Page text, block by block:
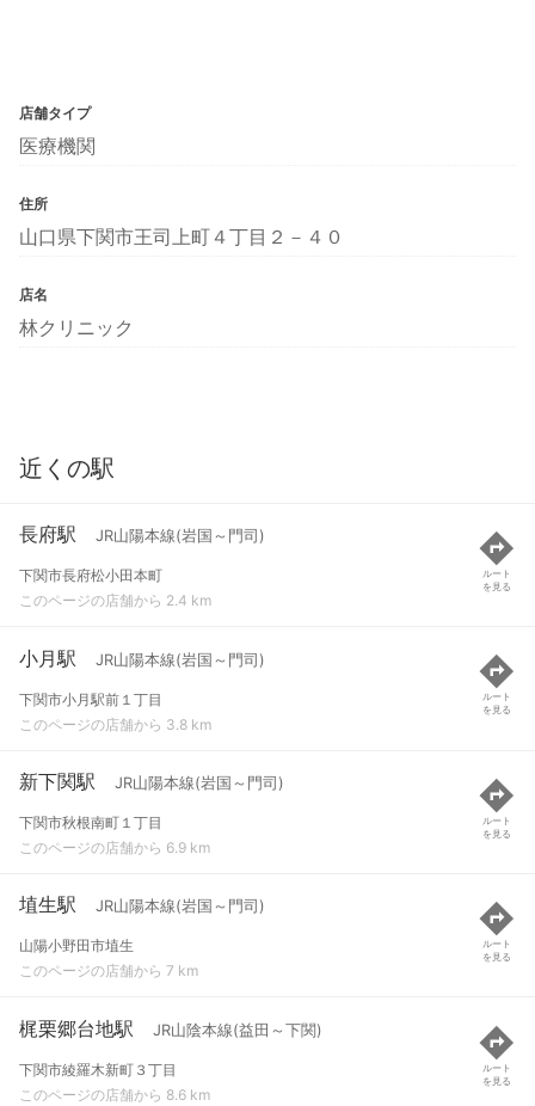
店舗タイプ
医療機関
住所
山口県下関市王司上町４丁目２－４０
店名
林クリニック
近くの駅
長府駅 JR山陽本線(岩国～門司)
下関市長府松小田本町
このページの店舗から 2.4 km
ルート
を見る
小月駅 JR山陽本線(岩国～門司)
下関市小月駅前１丁目
このページの店舗から 3.8 km
ルート
を見る
新下関駅 JR山陽本線(岩国～門司)
下関市秋根南町１丁目
このページの店舗から 6.9 km
ルート
を見る
埴生駅 JR山陽本線(岩国～門司)
山陽小野田市埴生
このページの店舗から 7 km
ルート
を見る
梶栗郷台地駅 JR山陰本線(益田～下関)
下関市綾羅木新町３丁目
このページの店舗から 8.6 km
ルート
を見る